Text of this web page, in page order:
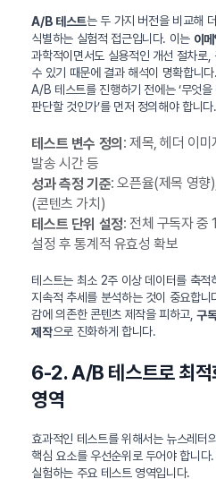
A/B 테스트는 두 가지 버전을 비교해
식별하는 실험적 접근입니다. 이는 이
과학적이면서도 실용적인 개선 절차로
수 있기 때문에 결과 해석이 명확합니다.
A/B 테스트를 진행하기 전에는 ‘무엇을
판단할 것인가’를 먼저 정의해야 합니다.
테스트 변수 정의 : 제목, 헤더 이
발송 시간 등
성과 측정 기준: 오픈율(제목 영
(콘텐츠 가치)
테스트 단위 설정: 전체 구독자
설정 후 통계적 유효성 확보
테스트는 최소 2주 이상 데이터를 축적
지속적 추세를 분석하는 것이 중요합
감에 의존한 콘텐츠 제작을 피하고,구
제작으로 진화하게 합니다.
6-2. A/B 테스트로 최적
영역
효과적인 테스트를 위해서는 뉴스레터
핵심 요소를 우선순위로 두어야 합니
실험하는 주요 테스트 영역입니다.